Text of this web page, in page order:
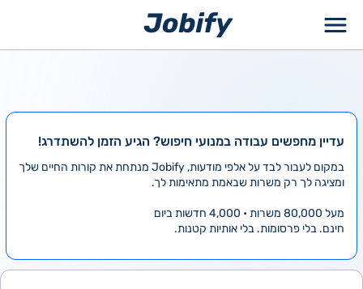
עדיין מחפשים עבודה במנועי חיפוש? הגיע הזמן להשתדרג!
במקום לעבור לבד על אלפי מודעות, Jobify מנתחת את קורות החיים שלך
ומציגה לך רק משרות שבאמת מתאימות לך.
מעל 80,000 משרות • 4,000 חדשות ביום
חינם. בלי פרסומות. בלי אותיות קטנות.